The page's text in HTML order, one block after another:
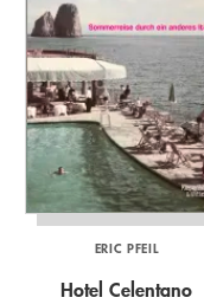
ERIC PFEIL
Hotel Celentano